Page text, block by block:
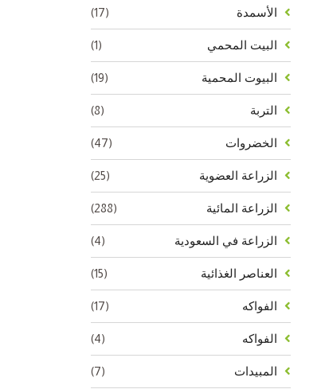
الأسمدة (17)
البيت المحمي (1)
البيوت المحمية (19)
التربة (8)
الخضروات (47)
الزراعة العضوية (25)
الزراعة المائية (288)
الزراعة في السعودية (4)
العناصر الغذائية (15)
الفواكه (17)
الفواكه (4)
المبيدات (7)